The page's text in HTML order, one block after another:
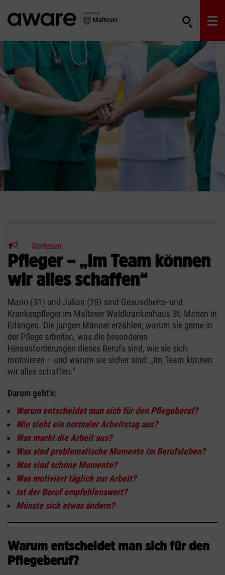
Vorlesen
Pfleger – „Im Team können
wir alles schaffen“
Mario (31) und Julian (28) sind Gesundheits- und
Krankenpfleger im Malteser Waldkrankenhaus St. Marien in
Erlangen. Die jungen Männer erzählen, warum sie gerne in
der Pflege arbeiten, was die besonderen
Herausforderungen dieses Berufs sind, wie sie sich
motivieren – und warum sie sicher sind: „Im Team können
wir alles schaffen.“
Darum geht's:
Warum entscheidet man sich für den Pflegeberuf?
Wie sieht ein normaler Arbeitstag aus?
Was macht die Arbeit aus?
Was sind problematische Momente im Berufsleben?
Was sind schöne Momente?
Was motiviert täglich zur Arbeit?
Ist der Beruf empfehlenswert?
Müsste sich etwas ändern?
Warum entscheidet man sich für den
Pflegeberuf?